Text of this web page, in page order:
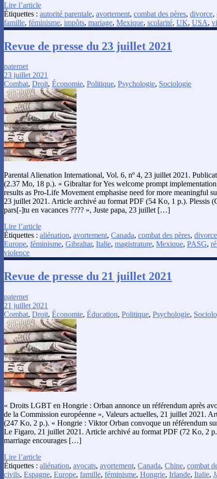
Lire l’article
Étiquettes : autorité parentale, avortement, combat des pères, divorce,
famille, féminisme, impôts, mariage, Mexique, scolarité, UK, USA,
Revue de presse du 23 juillet 2021
paternet
23 juillet 2021
Combat, Droit, Économie, Politique, Psychologie, Sociologie
Parental Alienation International, Vol. 6, nº 4, 23 juillet 2021.
(2.37 Mo, 18 p.). « Gibraltar for Yes welcome prompt
results as Pro-Life Movement emphasise need for more meaningful
23 juillet 2021. Article archivé au format PDF (54 Ko, 1 p.). Plessis
pars[-]tu en vacances ???? », Juste papa, 23 juillet […]
Lire l’article
Étiquettes : aliénation, avortement, Canada, combat des pères, divorce
Europe, féminisme, Gibraltar, Italie, magistrature, Mexique, PASG,
violence
Revue de presse du 21 juillet 2021
paternet
21 juillet 2021
Combat, Droit, Économie, Éducation, Politique, Psychologie,
« Droits LGBT en Hongrie : Orban annonce un référendum après
de la Commission européenne », Valeurs actuelles, 21 juillet 2021.
(247 Ko, 2 p.). « Hongrie : Viktor Orban convoque un référendum
Le Figaro, 21 juillet 2021. Article archivé au format PDF (72 Ko, 2
marriage encourages […]
Lire l’article
Étiquettes : aliénation, avocats, avortement, Canada, Chine, combat
civils, Espagne, Europe, famille, féminisme, Hongrie, Irlande, Italie,